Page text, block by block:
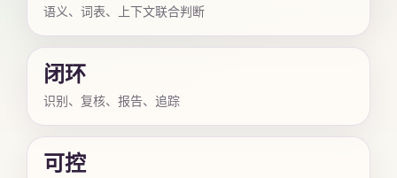
语义、词表、上下文联合判断
闭环
识别、复核、报告、追踪
可控